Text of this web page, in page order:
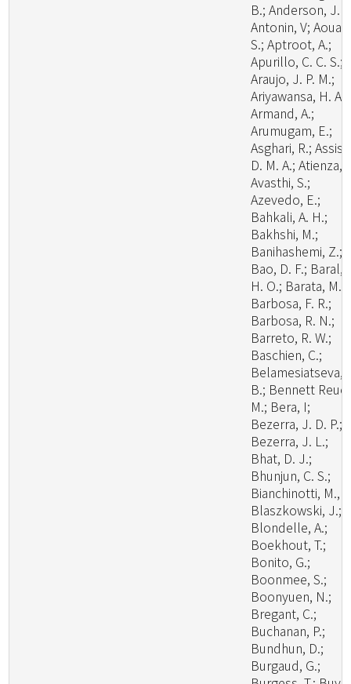
B.; Anderson, J.
Antonin, V; Aouali,
S.; Aptroot, A.;
Apurillo, C. C. S.;
Araujo, J. P. M.;
Ariyawansa, H. A.;
Armand, A.;
Arumugam, E.;
Asghari, R.; Assis,
D. M. A.; Atienza,
Avasthi, S.;
Azevedo, E.;
Bahkali, A. H.;
Bakhshi, M.;
Banihashemi, Z.;
Bao, D. F.; Baral,
H. O.; Barata, M.;
Barbosa, F. R.;
Barbosa, R. N.;
Barreto, R. W.;
Baschien, C.;
Belamesiatseva,
B.; Bennett
M.; Bera, I;
Bezerra, J. D. P.;
Bezerra, J. L.;
Bhat, D. J.;
Bhunjun, C. S.;
Bianchinotti, M.,
Blaszkowski, J.;
Blondelle, A.;
Boekhout, T.;
Bonito, G.;
Boonmee, S.;
Boonyuen, N.;
Bregant, C.;
Buchanan, P.;
Bundhun, D.;
Burgaud, G.;